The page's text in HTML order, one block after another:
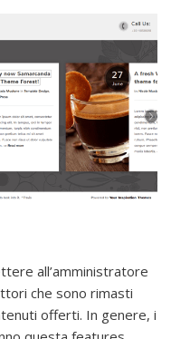
all’amministratore
che sono rimasti
offerti. In genere, i